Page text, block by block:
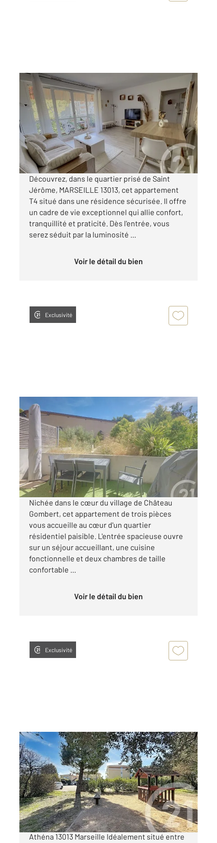
MARSEILLE 13013
78,86 m
, 4 pièces
Ref : 10116
Appartement T4 à vendre
170 000 €
Visiter le site dédié
Découvrez, dans le quartier prisé de Saint
Jérôme, MARSEILLE 13013, cet appartement
T4 situé dans une résidence sécurisée. Il offre
un cadre de vie exceptionnel qui allie confort,
tranquillité et praticité. Dès l'entrée, vous
serez séduit par la luminosité ...
Voir le détail du bien
Exclusivité
MARSEILLE 13013
68,39 m
2 , 3 pièces
Ref : 10211
Appartement F3 à vendre
319 000 €
Visiter le site dédié
Nichée dans le cœur du village de Château
Gombert, cet appartement de trois pièces
vous accueille au cœur d'un quartier
résidentiel paisible. L'entrée spacieuse ouvre
sur un séjour accueillant, une cuisine
fonctionnelle et deux chambres de taille
confortable ...
Voir le détail du bien
Exclusivité
MARSEILLE 13013
62,69 m
, 3 pièces
Ref : 10207
Appartement F3 à vendre
219 000 €
À vendre Appartement T3 lumineux Secteur
Athéna 13013 Marseille Idéalement situé entre